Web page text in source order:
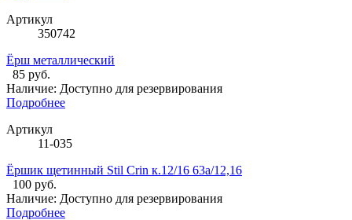
Артикул
350742
Ёрш металлический
85 руб.
Наличие: Доступно для резервирования
Подробнее
Артикул
11-035
Ёршик щетинный Stil Crin к.12/16 63а/12,16
100 руб.
Наличие: Доступно для резервирования
Подробнее